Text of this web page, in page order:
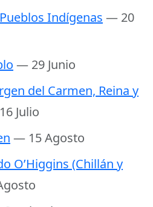
Indígenas — 20
— 29 Junio
del Carmen, Reina y
Julio
— 15 Agosto
O’Higgins (Chillán y